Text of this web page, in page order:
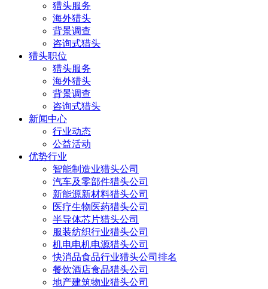
猎头服务
海外猎头
背景调查
咨询式猎头
猎头职位
猎头服务
海外猎头
背景调查
咨询式猎头
新闻中心
行业动态
公益活动
优势行业
智能制造业猎头公司
汽车及零部件猎头公司
新能源新材料猎头公司
医疗生物医药猎头公司
半导体芯片猎头公司
服装纺织行业猎头公司
机电电机电源猎头公司
快消品食品行业猎头公司排名
餐饮酒店食品猎头公司
地产建筑物业猎头公司